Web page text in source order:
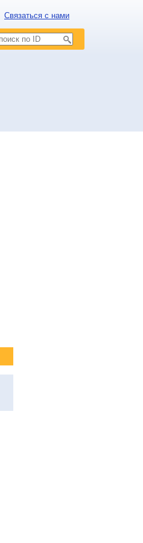
Связаться с нами